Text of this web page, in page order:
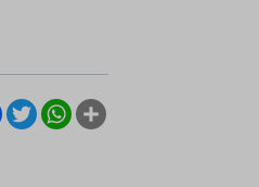
Facebook
TwitterWhatsApp
Share